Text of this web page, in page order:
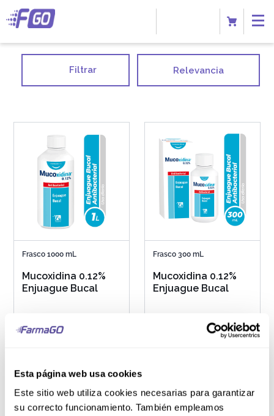
Esta página web usa cookies
Este sitio web utiliza cookies necesarias para garantizar
su correcto funcionamiento. También empleamos
Filtrar Relevancia
Frasco 1000 mL
Mucoxidina 0.12%
Enjuague Bucal
AGREGAR AL CARRITO
Frasco 300 mL
Mucoxidina 0.12%
Enjuague Bucal